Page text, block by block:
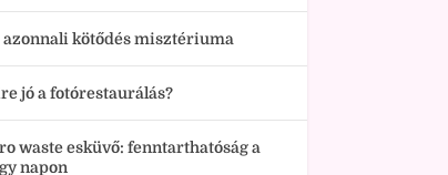
azonnali kötődés misztériuma
jó a fotórestaurálás?
waste esküvő: fenntarthatóság a
napon